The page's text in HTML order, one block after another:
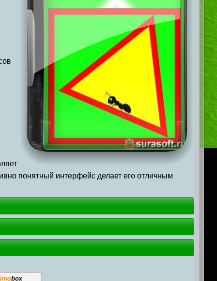
понятный интерфейс делает его отличным